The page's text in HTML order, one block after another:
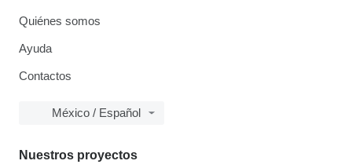
Quiénes somos
Ayuda
Contactos
México / Español
Nuestros proyectos